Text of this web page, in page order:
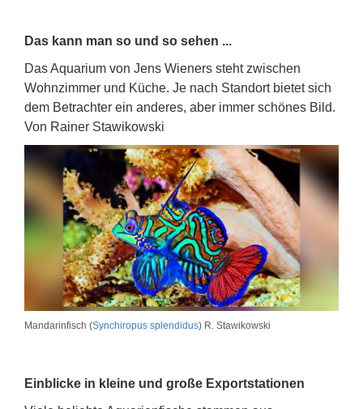
Das kann man so und so sehen ...
Das Aquarium von Jens Wieners steht zwischen
Wohnzimmer und Küche. Je nach Standort bietet sich
dem Betrachter ein anderes, aber immer schönes Bild.
Von Rainer Stawikowski
Mandarinfisch (Synchiropus splendidus) R. Stawikowski
Einblicke in kleine und große Exportstationen